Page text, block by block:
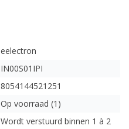
eelectron
IN00S01IPI
8054144521251
Op voorraad (1)
Wordt verstuurd binnen 1 à 2